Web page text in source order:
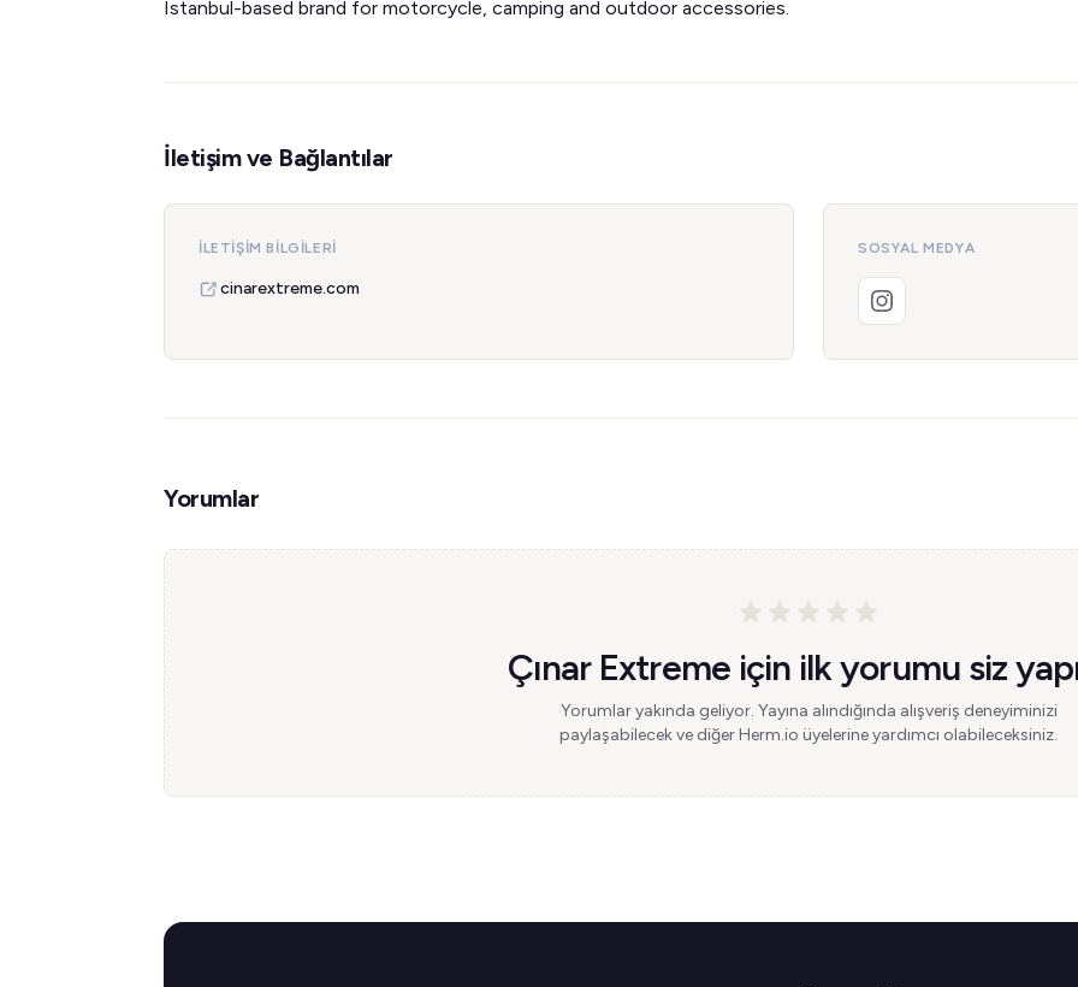
Istanbul-based brand for motorcycle, camping and outdoor accessories.
İletişim ve Bağlantılar
İLETIŞIM BILGILERI
cinarextreme.com
SOSYAL MEDYA
Yorumlar
Çınar Extreme için ilk yorumu siz
Yorumlar yakında geliyor. Yayına alındığında alışveriş deneyiminizi
paylaşabilecek ve diğer Herm.io üyelerine yardımcı olabileceksiniz.